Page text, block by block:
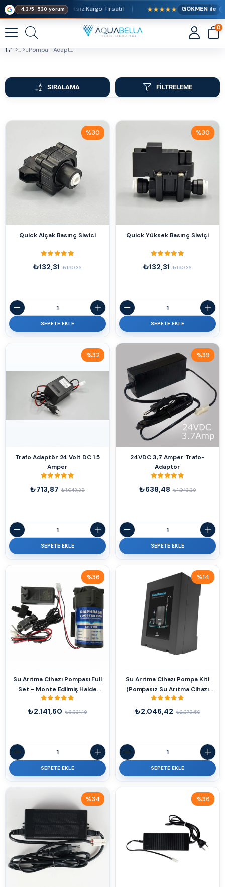
· 4,3/5 · 530 yorum
Alışverişlerde Ücretsiz Kargo Fırsatı! ★★★★★ GÖKMEN ile
0
Pompa - Adaptör
FILTRELEME
SIRALAMA
Quick Alçak Basınç Siwici
₺132,31 ₺190,36
%30
%30İndirim
SEPETE EKLE
Quick Yüksek Basınç Siwiçi
₺132,31 ₺190,36
%30
%30İndirim
SEPETE EKLE
Trafo Adaptör 24 Volt DC 1.5
Amper
₺713,87 ₺1.043,39
%32
%32İndirim
SEPETE EKLE
24VDC 3,7 Amper Trafo-
Adaptör
₺638,48 ₺1.043,39
%39
%39İndirim
SEPETE EKLE
Su Arıtma Cihazı Pompası Full
Set - Monte Edilmiş Halde
Orjinal
₺2.141,60 ₺3.331,19
%36
İndirim
%36İndirim
SEPETE EKLE
Su Arıtma Cihazı Pompa Kiti
(Pompasız Su Arıtma Cihazı
Kolay Pompalı Yapma Kiti)
₺2.046,42 ₺2.379,56
%14
İndirim
%14İndirim
SEPETE EKLE
%34
İndirim
%34İndirim
%36
%36İndirim